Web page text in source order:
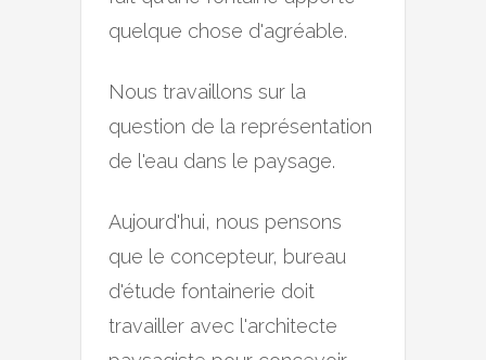
quelque chose d'agréable.
Nous travaillons sur la
question de la représentation
de l'eau dans le paysage.
Aujourd'hui, nous pensons
que le concepteur, bureau
d'étude fontainerie doit
travailler avec l'architecte